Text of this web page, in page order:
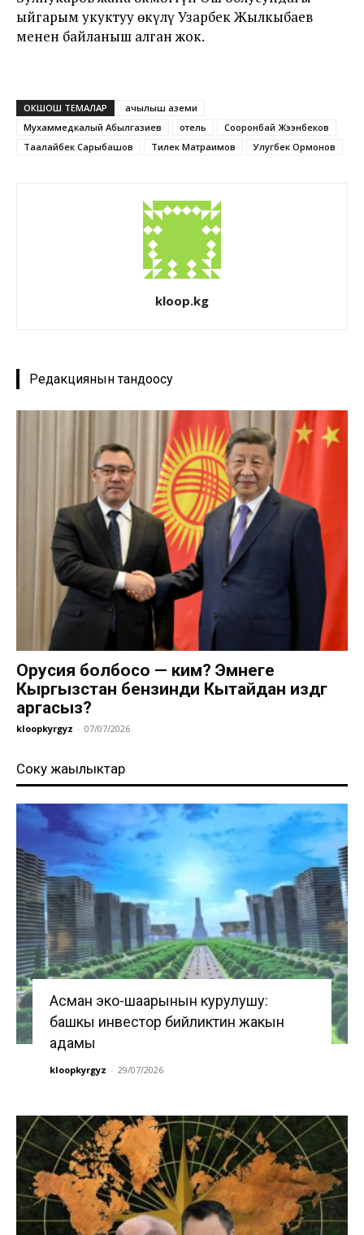
ыйгарым укуктуу өкүлү Узарбек Жылкыбаев
менен байланыш алган жок.
ОКШОШ ТЕМАЛАР
ачылыш аземи
Мухаммедкалый Абылгазиев
отель
Сооронбай Жээнбеков
Таалайбек Сарыбашов
Тилек Матраимов Улугбек Ормонов
kloop.kg
Редакциянын тандоосу
Орусия болбосо — ким? Эмнеге
Кыргызстан бензинди Кытайдан издөөгө
аргасыз?
kloopkyrgyz - 07/07/2026
Соңку жаңылыктар
Асман эко-шаарынын курулушу:
башкы инвестор бийликтин жакын
адамы
kloopkyrgyz - 29/07/2026